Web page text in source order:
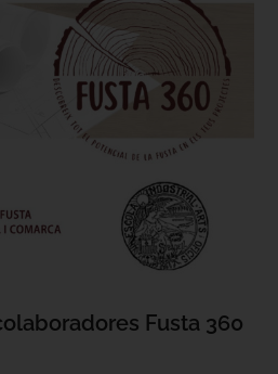
Fusta 360